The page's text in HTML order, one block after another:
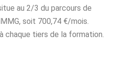
au 2/3 du parcours de
soit 700,74 €/mois.
chaque tiers de la formation.